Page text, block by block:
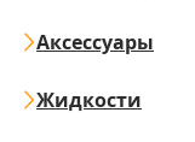
Аксессуары
Жидкости